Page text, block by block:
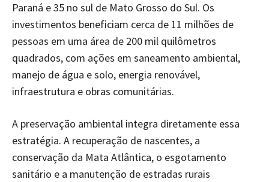
Paraná e 35 no sul de Mato Grosso do Sul. Os
investimentos beneficiam cerca de 11 milhões de
pessoas em uma área de 200 mil quilômetros
quadrados, com ações em saneamento ambiental,
manejo de água e solo, energia renovável,
infraestrutura e obras comunitárias.
A preservação ambiental integra diretamente essa
estratégia. A recuperação de nascentes, a
conservação da Mata Atlântica, o esgotamento
sanitário e a manutenção de estradas rurais